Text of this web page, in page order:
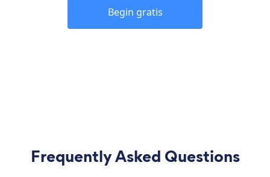
Begin gratis
Frequently Asked Questions